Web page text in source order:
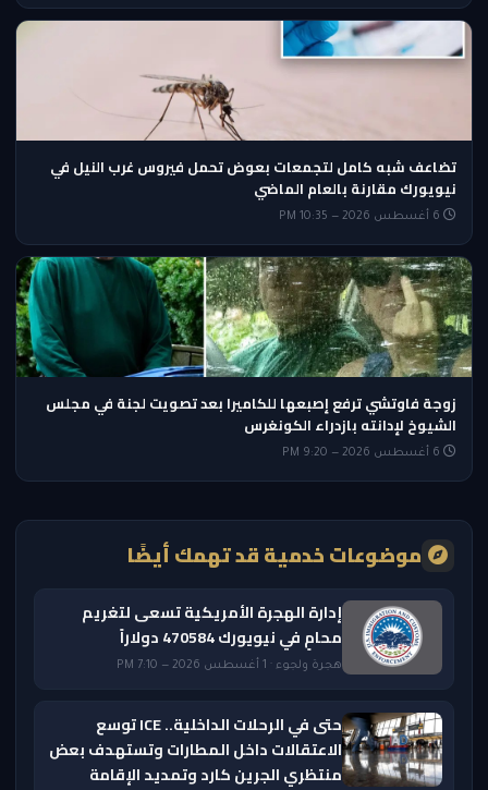
تضاعف شبه كامل لتجمعات بعوض تحمل فيروس غرب النيل في
نيويورك مقارنة بالعام الماضي
زوجة فاوتشي ترفع إصبعها للكاميرا بعد تصويت لجنة في مجلس
الشيوخ لإدانته بازدراء الكونغرس
موضوعات خدمية قد تهمك أيضًا
إدارة الهجرة الأمريكية تسعى لتغريم
محامٍ في نيويورك 470584 دولاراً
هجرة ولجوء · 1 أغسطس 2026 — 7:10 PM
حتى في الرحلات الداخلية.. ICE توسع
الاعتقالات داخل المطارات وتستهدف بعض
منتظري الجرين كارد وتمديد الإقامة